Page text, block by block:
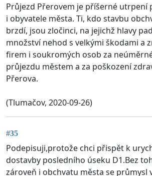
Průjezd Přerovem je příšerné utrpení
i obyvatele města. Ti, kdo stavbu
brzdí, jsou zločinci, na jejichž hlavy
množství nehod s velkými škodami a
firem i soukromých osob za
průjezdu městem a za poškození
Přerova.
(Tlumačov, 2020-09-26)
#35
Podepisuji,protože chci přispět k
dostavby posledního úseku D1.Bez
zároveň i obchvatu města se průmysl